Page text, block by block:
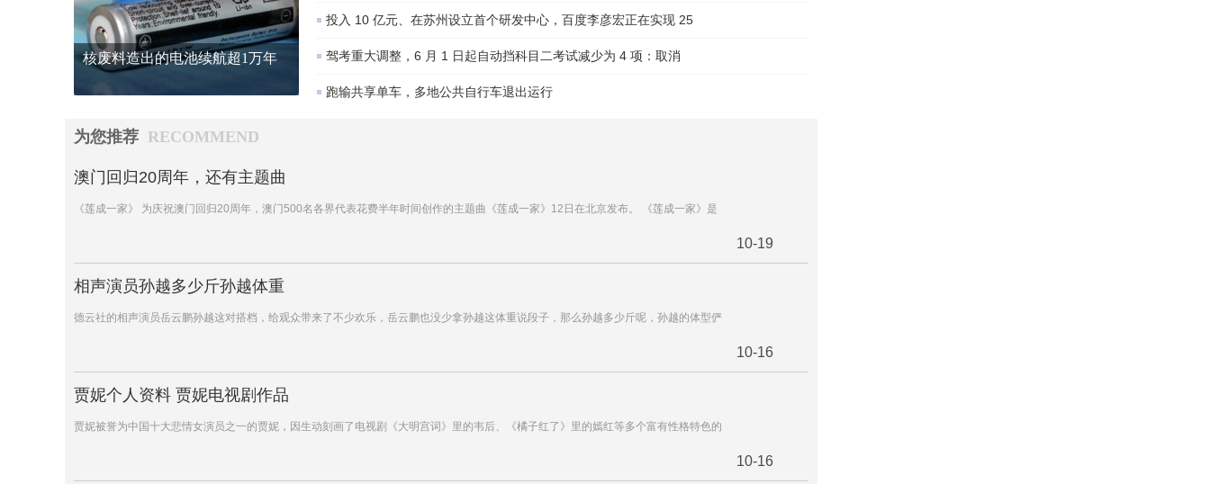
核废料造出的电池续航超1万年
投入 10 亿元、在苏州设立首个研发中心，百度李彦宏正在实现 25
驾考重大调整，6 月 1 日起自动挡科目二考试减少为 4 项：取消
跑输共享单车，多地公共自行车退出运行
为您推荐 RECOMMEND
澳门回归20周年，还有主题曲
《莲成一家》 为庆祝澳门回归20周年，澳门500名各界代表花费半年时间创作的主题曲《莲成一家》12日在北京发布。 《莲成一家》是
10-19
相声演员孙越多少斤孙越体重
德云社的相声演员岳云鹏孙越这对搭档，给观众带来了不少欢乐，岳云鹏也没少拿孙越这体重说段子，那么孙越多少斤呢，孙越的体型俨
10-16
贾妮个人资料 贾妮电视剧作品
贾妮被誉为中国十大悲情女演员之一的贾妮，因生动刻画了电视剧《大明宫词》里的韦后、《橘子红了》里的嫣红等多个富有性格特色的
10-16